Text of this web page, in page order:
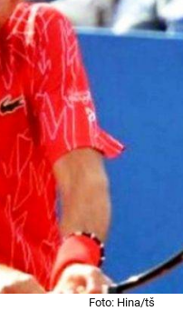
Foto: Hina/tš